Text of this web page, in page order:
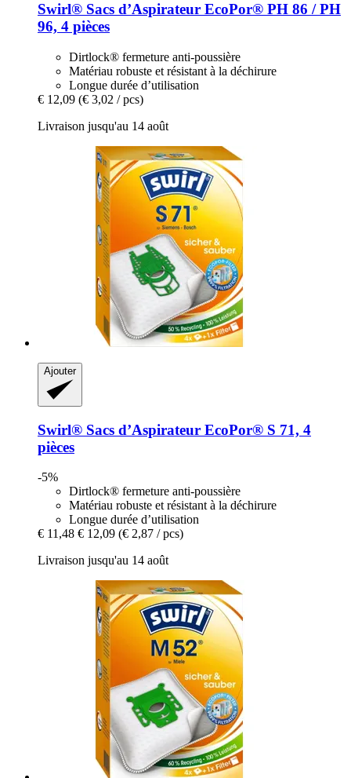
Swirl® Sacs d’Aspirateur EcoPor® PH 86 / PH
96, 4 pièces
Dirtlock® fermeture anti-poussière
Matériau robuste et résistant à la déchirure
Longue durée d’utilisation
€ 12,09 (€ 3,02 / pcs)
Livraison jusqu'au 14 août
Ajouter
Swirl® Sacs d’Aspirateur EcoPor® S 71, 4
pièces
-5%
Dirtlock® fermeture anti-poussière
Matériau robuste et résistant à la déchirure
Longue durée d’utilisation
€ 11,48 € 12,09 (€ 2,87 / pcs)
Livraison jusqu'au 14 août